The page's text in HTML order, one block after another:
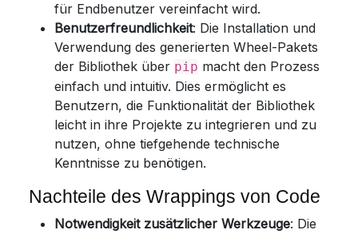
für Endbenutzer vereinfacht wird.
Benutzerfreundlichkeit: Die Installation und
Verwendung des generierten Wheel-Pakets
der Bibliothek über pip macht den Prozess
einfach und intuitiv. Dies ermöglicht es
Benutzern, die Funktionalität der Bibliothek
leicht in ihre Projekte zu integrieren und zu
nutzen, ohne tiefgehende technische
Kenntnisse zu benötigen.
Nachteile des Wrappings von Code
Notwendigkeit zusätzlicher Werkzeuge: Die